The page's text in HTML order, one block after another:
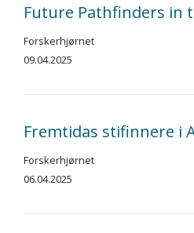
Future Pathfinders in
Forskerhjørnet
09.04.2025
Fremtidas stifinnere i
Forskerhjørnet
06.04.2025